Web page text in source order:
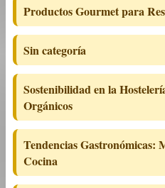
Productos Gourmet para
Sin categoría
Sostenibilidad en la
Orgánicos
Tendencias Gastronómicas:
Cocina